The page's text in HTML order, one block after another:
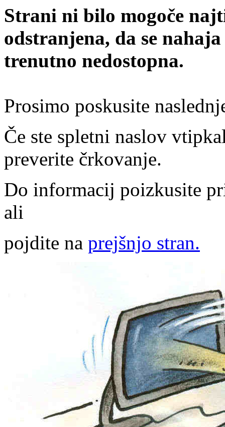
Strani ni bilo mogoče
odstranjena, da se
trenutno nedostopna.
Prosimo poskusite
Če ste spletni naslov
preverite črkovanje.
Do informacij poizkusite
ali
pojdite na prejšnjo stran.